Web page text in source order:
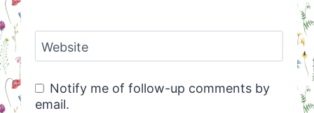
Website
Notify me of follow-up comments by
email.